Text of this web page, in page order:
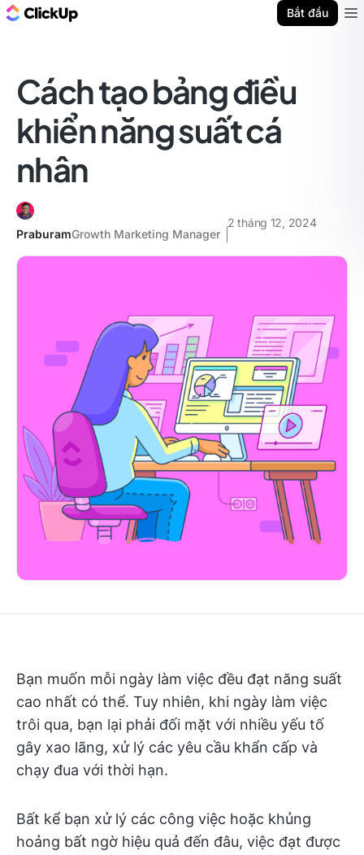
Bắt đầu
Cách tạo bảng điều
khiển năng suất cá
nhân
PraburamGrowth Marketing Manager
2 tháng 12, 2024
Bạn muốn mỗi ngày làm việc đều đạt năng suất
cao nhất có thể. Tuy nhiên, khi ngày làm việc
trôi qua, bạn lại phải đối mặt với nhiều yếu tố
gây xao lãng, xử lý các yêu cầu khẩn cấp và
chạy đua với thời hạn.
Bất kể bạn xử lý các công việc hoặc khủng
hoảng bất ngờ hiệu quả đến đâu, việc đạt được